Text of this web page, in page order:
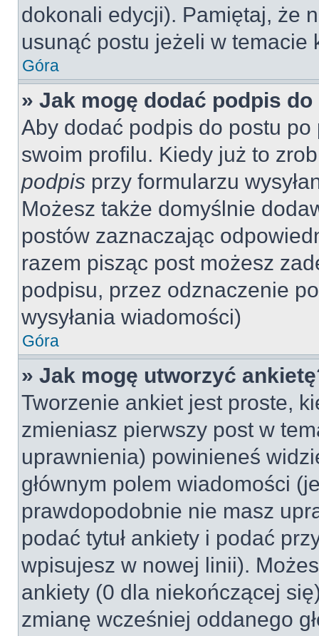
dokonali edycji). Pamiętaj, że
usunąć postu jeżeli w temacie
Góra
» Jak mogę dodać podpis
Aby dodać podpis do postu
swoim profilu. Kiedy już to
podpis przy formularzu
Możesz także domyślnie
postów zaznaczając
razem pisząc post możesz
podpisu, przez odznaczenie
wysyłania wiadomości)
Góra
» Jak mogę utworzyć
Tworzenie ankiet jest proste,
zmieniasz pierwszy post w
uprawnienia) powinieneś
głównym polem wiadomości
prawdopodobnie nie masz
podać tytuł ankiety i podać
wpisujesz w nowej linii).
ankiety (0 dla niekończącej
zmianę wcześniej oddanego